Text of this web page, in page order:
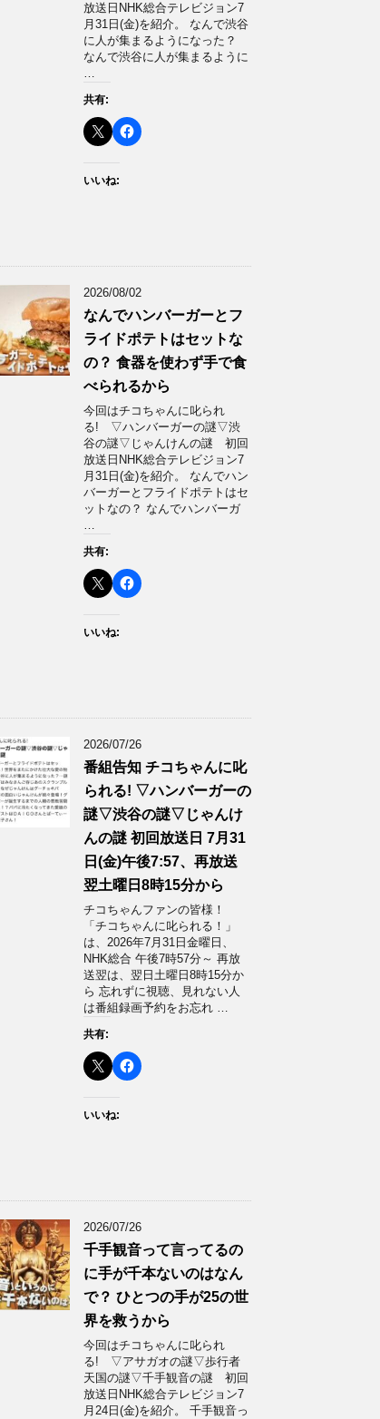
放送日NHK総合テレビジョン7
月31日(金)を紹介。 なんで渋谷
に人が集まるようになった？
なんで渋谷に人が集まるように
…
共有:
いいね:
2026/08/02
なんでハンバーガーとフ
ライドポテトはセットな
の？ 食器を使わず手で食
べられるから
今回はチコちゃんに叱られ
る! ▽ハンバーガーの謎▽渋
谷の謎▽じゃんけんの謎 初回
放送日NHK総合テレビジョン7
月31日(金)を紹介。 なんでハン
バーガーとフライドポテトはセ
ットなの？ なんでハンバーガ
…
共有:
いいね:
2026/07/26
番組告知 チコちゃんに叱
られる! ▽ハンバーガーの
謎▽渋谷の謎▽じゃんけ
んの謎 初回放送日 7月31
日(金)午後7:57、再放送
翌土曜日8時15分から
チコちゃんファンの皆様！
「チコちゃんに叱られる！」​
は、2026年7月31日金曜日、
NHK総合 午後7時57分～ 再放
送翌は、翌日土曜日8時15分か
ら 忘れずに視聴、見れない人
は番組録画予約をお忘れ …
共有:
いいね:
2026/07/26
千手観音って言ってるの
に手が千本ないのはなん
で？ ひとつの手が25の世
界を救うから
今回はチコちゃんに叱られ
る! ▽アサガオの謎▽歩行者
天国の謎▽千手観音の謎 初回
放送日NHK総合テレビジョン7
月24日(金)を紹介。 千手観音っ